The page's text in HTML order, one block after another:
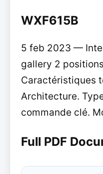
WXF615B
5 feb 2023 —
gallery 2
Caractéristiques
Architecture.
commande clé.
Full PDF